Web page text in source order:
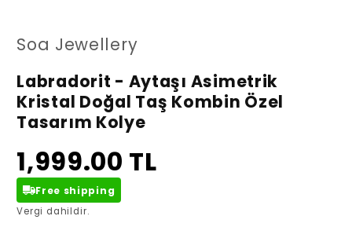
Soa Jewellery
Labradorit - Aytaşı Asimetrik
Kristal Doğal Taş Kombin Özel
Tasarım Kolye
1,999.00 TL
Free shipping
Vergi dahildir.